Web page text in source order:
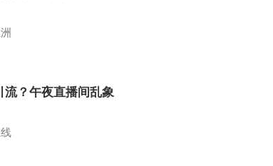
流？午夜直播间乱象